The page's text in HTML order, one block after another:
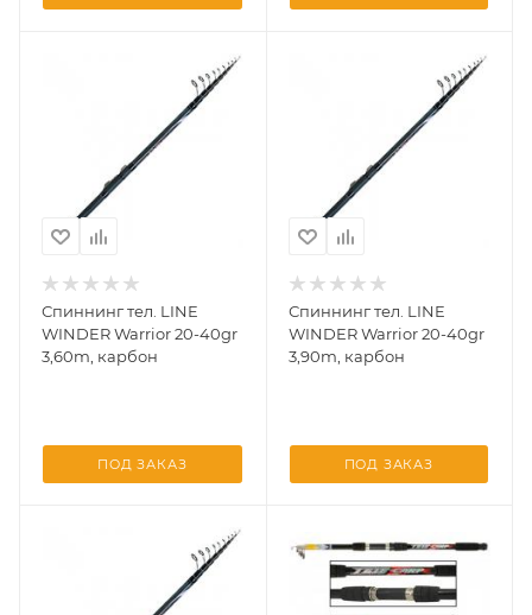
Спиннинг тел. LINE
WINDER Warrior 20-40gr
3,60m, карбон
ПОД ЗАКАЗ
Спиннинг тел. LINE
WINDER Warrior 20-40gr
3,90m, карбон
ПОД ЗАКАЗ